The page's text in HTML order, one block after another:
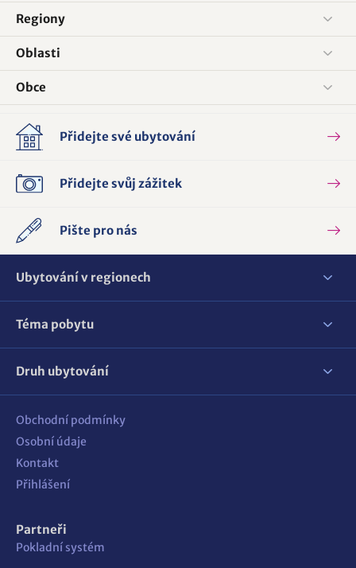
Regiony
Oblasti
Obce
Přidejte své ubytování
Přidejte svůj zážitek
Pište pro nás
Ubytování v regionech
Téma pobytu
Druh ubytování
Obchodní podmínky
Osobní údaje
Kontakt
Přihlášení
Partneři
Pokladní systém